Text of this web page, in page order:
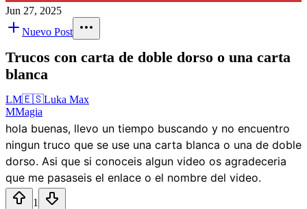
Jun 27, 2025
Nuevo Post
Trucos con carta de doble dorso o una carta
blanca
LM🇪🇸Luka Max
MMagia
hola buenas, llevo un tiempo buscando y no encuentro
ningun truco que se use una carta blanca o una de doble
dorso. Asi que si conoceis algun video os agradeceria
que me pasaseis el enlace o el nombre del video.
1